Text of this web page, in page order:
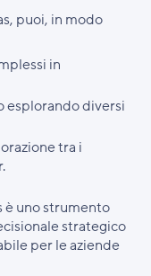
puoi, in modo
in
esplorando diversi
tra i
è uno strumento
strategico
per le aziende